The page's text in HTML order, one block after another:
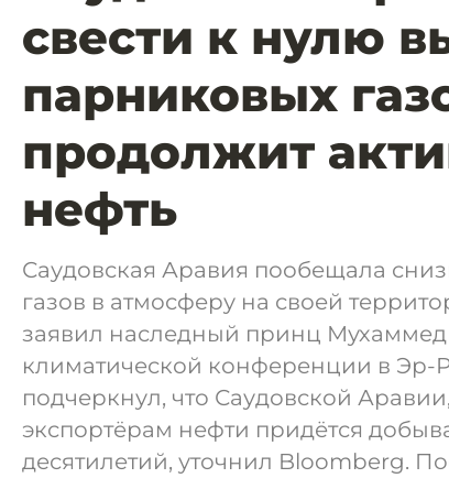
свести к нулю
парниковых
продолжит
нефть
Саудовская Аравия пообещала
газов в атмосферу на своей
заявил наследный принц
климатической конференции в Эр-
подчеркнул, что Саудовской
экспортёрам нефти придётся
десятилетий, уточнил Bloomberg.